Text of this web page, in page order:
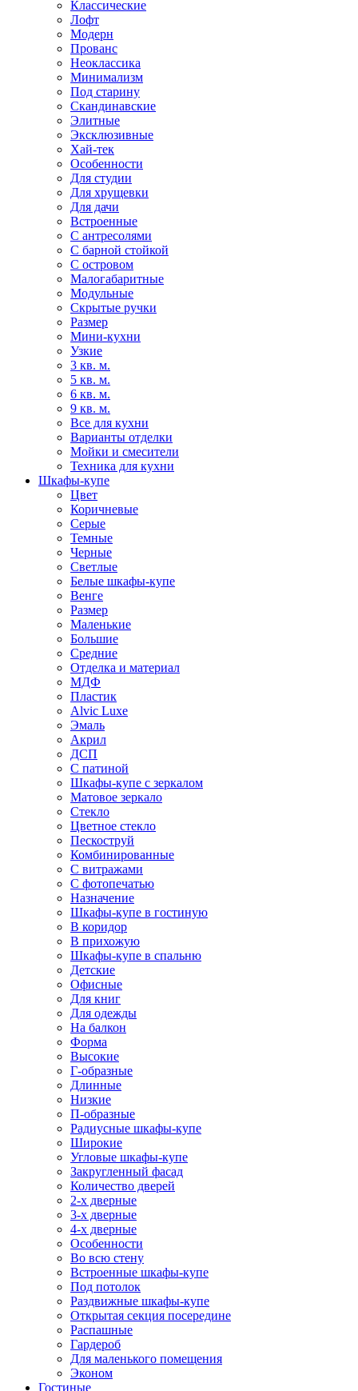
Классические
Лофт
Модерн
Прованс
Неоклассика
Минимализм
Под старину
Скандинавские
Элитные
Эксклюзивные
Хай-тек
Особенности
Для студии
Для хрущевки
Для дачи
Встроенные
С антресолями
С барной стойкой
С островом
Малогабаритные
Модульные
Скрытые ручки
Размер
Мини-кухни
Узкие
3 кв. м.
5 кв. м.
6 кв. м.
9 кв. м.
Все для кухни
Варианты отделки
Мойки и смесители
Техника для кухни
Шкафы-купе
Цвет
Коричневые
Серые
Темные
Черные
Светлые
Белые шкафы-купе
Венге
Размер
Маленькие
Большие
Средние
Отделка и материал
МДФ
Пластик
Alvic Luxe
Эмаль
Акрил
ДСП
С патиной
Шкафы-купе с зеркалом
Матовое зеркало
Стекло
Цветное стекло
Пескоструй
Комбинированные
С витражами
С фотопечатью
Назначение
Шкафы-купе в гостиную
В коридор
В прихожую
Шкафы-купе в спальню
Детские
Офисные
Для книг
Для одежды
На балкон
Форма
Высокие
Г-образные
Длинные
Низкие
П-образные
Радиусные шкафы-купе
Широкие
Угловые шкафы-купе
Закругленный фасад
Количество дверей
2-х дверные
3-х дверные
4-х дверные
Особенности
Во всю стену
Встроенные шкафы-купе
Под потолок
Раздвижные шкафы-купе
Открытая секция посередине
Распашные
Гардероб
Для маленького помещения
Эконом
Гостиные